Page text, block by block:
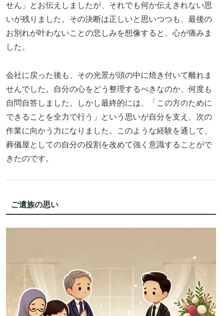
せん」とお伝えしましたが、それでも何か伝えきれない思
いが残りました。その決断は正しいと思いつつも、最後の
お別れが叶わないことの悲しみを想像すると、心が痛みま
した。
会社に戻った後も、その光景が頭の中に焼き付いて離れま
せんでした。自分の心をどう整理するべきなのか、何度も
自問自答しました。しかし最終的には、「この方のために
できることを全力で行う」という思いが自分を支え、次の
作業に向かう力になりました。このような経験を通して、
葬儀屋としての自分の役割を改めて強く意識することがで
きたのです。
ご遺族の思い